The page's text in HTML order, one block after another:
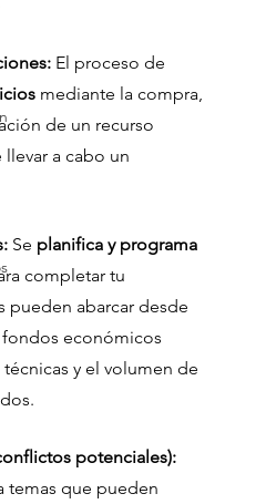
El proceso de
mediante la compra,
de un recurso
a cabo un
Se planifica y programa
completar tu
pueden abarcar desde
económicos
técnicas y el volumen de
potenciales):
temas que pueden